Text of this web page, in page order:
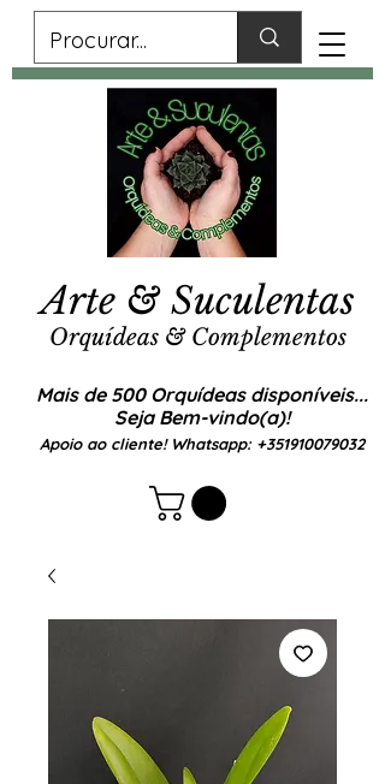
Mais de 500 Orquídeas disponíveis...
Seja Bem-vindo(a)!
Apoio ao cliente! Whatsapp: +351910079032
Arte & Suculentas
Orquídeas & Complementos